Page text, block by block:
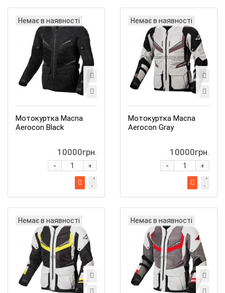
Немає в наявності
Мотокуртка Macna
Aerocon Black
10000грн.
+
-
Немає в наявності
Мотокуртка Macna
Aerocon Gray
10000грн.
+
-
Немає в наявності Немає в наявності